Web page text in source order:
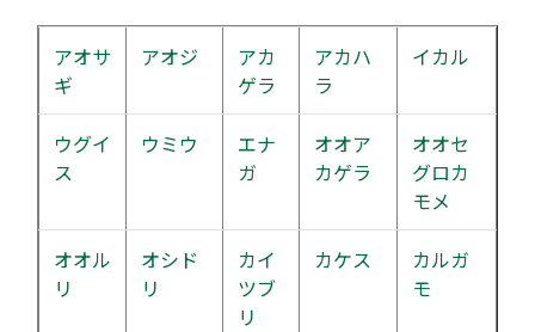
アオサ
ギ
アオジ
アカ
ゲラ
アカハ
ラ
イカル
ウグイ
ス
ウミウ
エナ
ガ
オオア
カゲラ
オオセ
グロカ
モメ
オオル
リ
オシド
リ
カイ
ツブ
リ
カケス
カルガ
モ